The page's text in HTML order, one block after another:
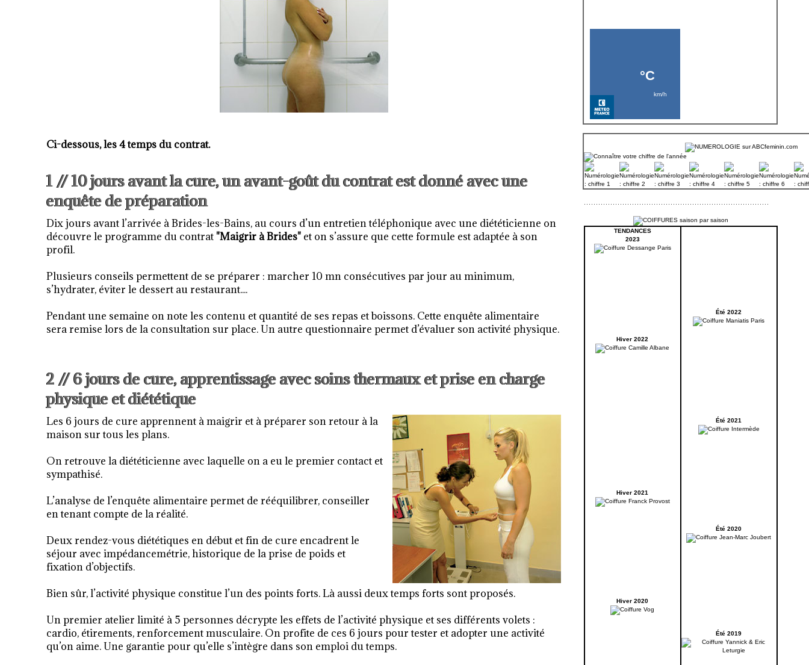
Ci-dessous, les 4 temps du contrat.
1 // 10 jours avant la cure, un avant-goût du contrat est donné avec une
enquête de préparation
Dix jours avant l’arrivée à Brides-les-Bains, au cours d’un entretien téléphonique avec une diététicienne on
découvre le programme du contrat "Maigrir à Brides" et on s’assure que cette formule est adaptée à son
profil.
Plusieurs conseils permettent de se préparer : marcher 10 mn consécutives par jour au minimum,
s’hydrater, éviter le dessert au restaurant....
Pendant une semaine on note les contenu et quantité de ses repas et boissons. Cette enquête alimentaire
sera remise lors de la consultation sur place. Un autre questionnaire permet d’évaluer son activité physique.
2 // 6 jours de cure, apprentissage avec soins thermaux et prise en charge
physique et diététique
Les 6 jours de cure apprennent à maigrir et à préparer son retour à la
maison sur tous les plans.
On retrouve la diététicienne avec laquelle on a eu le premier contact et
sympathisé.
L’analyse de l’enquête alimentaire permet de rééquilibrer, conseiller
en tenant compte de la réalité.
Deux rendez-vous diététiques en début et fin de cure encadrent le
séjour avec impédancemétrie, historique de la prise de poids et
fixation d’objectifs.
Bien sûr, l’activité physique constitue l’un des points forts. Là aussi deux temps forts sont proposés.
Un premier atelier limité à 5 personnes décrypte les effets de l’activité physique et ses différents volets :
cardio, étirements, renforcement musculaire. On profite de ces 6 jours pour tester et adopter une activité
qu’on aime. Une garantie pour qu’elle s’intègre dans son emploi du temps.
TENDANCES
2023
Hiver 2022
Hiver 2021
Hiver 2020
Été 2022
Été 2021
Été 2020
Été 2019